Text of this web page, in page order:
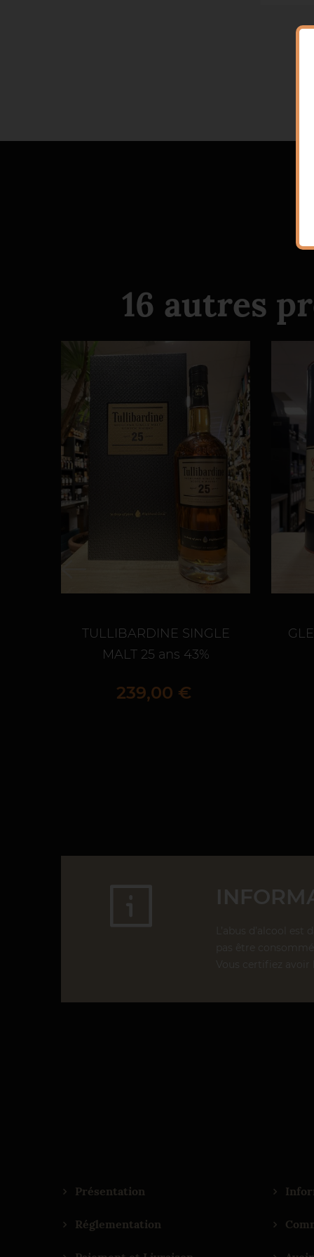
16 autres
TULLIBARDINE SINGLE
MALT 25 ans 43%
Prix
239,00 €
Présentation
Réglementation